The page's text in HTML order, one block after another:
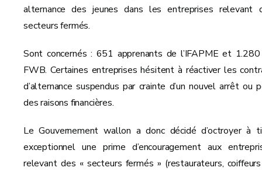
alternance des jeunes dans les entreprises relevant
secteurs fermés.
Sont concernés : 651 apprenants de l’IFAPME et
FWB. Certaines entreprises hésitent à réactiver les
d’alternance suspendus par crainte d’un nouvel arrêt ou
des raisons financières.
Le Gouvernement wallon a donc décidé d’octroyer à
exceptionnel une prime d’encouragement aux
relevant des « secteurs fermés » (restaurateurs,